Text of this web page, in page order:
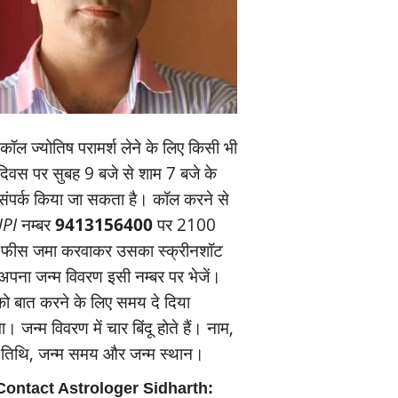
ज्‍योतिष परामर्श लेने के लिए किसी भी
पर सुबह 9 बजे से शाम 7 बजे के
किया जा सकता है। कॉल करने से
नम्‍बर9413156400पर 2100
जमा करवाकर उसका स्‍क्रीनशॉट
जन्‍म विवरण इसी नम्‍बर पर भेजें।
बात करने के लिए समय दे दिया
जन्‍म विवरण में चार बिंदू होते हैं। नाम,
जन्‍म समय और जन्‍म स्‍थान।
Astrologer Sidharth: